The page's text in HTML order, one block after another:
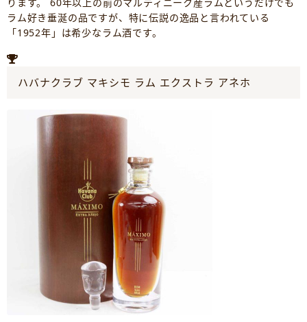
ります。 60年以上の前のマルティニーク産ラムというだけでも
ラム好き垂涎の品ですが、特に伝説の逸品と言われている
「1952年」は希少なラム酒です。
ハバナクラブ マキシモ ラム エクストラ アネホ